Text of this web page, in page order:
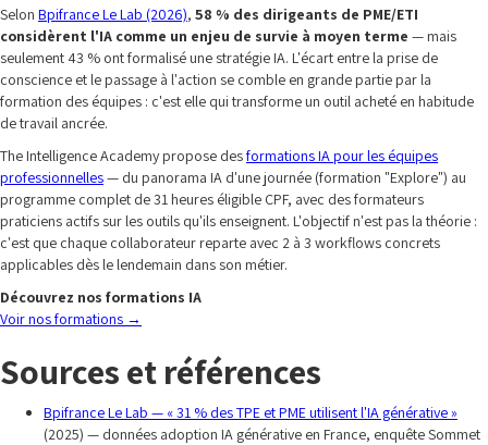
Selon Bpifrance Le Lab (2026), 58 % des dirigeants de PME/ETI
considèrent l'IA comme un enjeu de survie à moyen terme — mais
seulement 43 % ont formalisé une stratégie IA. L'écart entre la prise de
conscience et le passage à l'action se comble en grande partie par la
formation des équipes : c'est elle qui transforme un outil acheté en habitude
de travail ancrée.
The Intelligence Academy propose desformations IA pour les équipes
professionnelles— du panorama IA d'une journée (formation "Explore") au
programme complet de 31 heures éligible CPF, avec des formateurs
praticiens actifs sur les outils qu'ils enseignent. L'objectif n'est pas la théorie :
c'est que chaque collaborateur reparte avec 2 à 3 workflows concrets
applicables dès le lendemain dans son métier.
Découvrez nos formations IA
Voir nos formations →
Sources et références
Bpifrance Le Lab — « 31 % des TPE et PME utilisent l'IA générative »
(2025) — données adoption IA générative en France, enquête Sommet